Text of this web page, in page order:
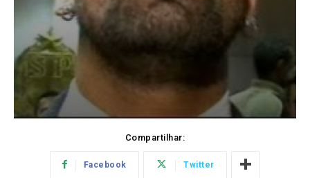
Compartilhar:
Facebook Twitter